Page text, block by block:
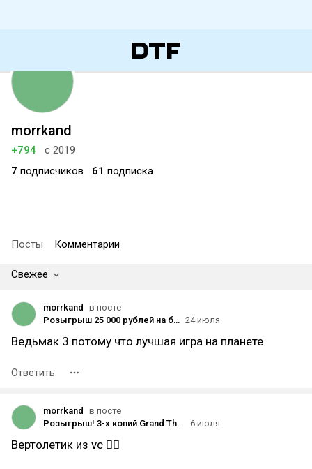
morrkand
+794
с 2019
7 подписчиков 61 подписка
Посты Комментарии
Свежее
morrkand
в посте
Розыгрыш 25 000 рублей на баланс Steam 24 июля
Ведьмак 3 потому что лучшая игра на планете
Ответить
morrkand
в посте
Розыгрыш! 3-х копий Grand Theft Auto 6 (завершено)
6 июля
Вертолетик из vc 😮‍💨